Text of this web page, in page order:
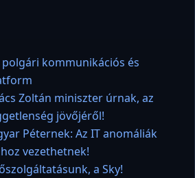
polgári kommunikációs és
Zoltán miniszter úrnak, az
jövőjéről!
Péternek: Az IT anomáliák
vezethetnek!
a Sky!